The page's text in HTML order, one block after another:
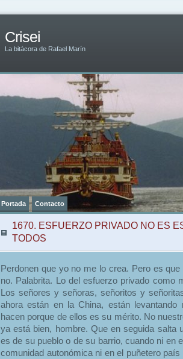
Crisei
La bitácora de Rafael Marín
Portada Contacto
1670. ESFUERZO PRIVADO NO ES
TODOS
Perdonen que yo no me lo crea. Pero es
no. Palabrita. Lo del esfuerzo privado como
Los señores y señoras, señoritos y
ahora están en la China, están levantando
hacen porque de ellos es su mérito. No
ya está bien, hombre. Que en seguida salta
es de su pueblo o de su barrio, cuando ni en
comunidad autonómica ni en el puñetero